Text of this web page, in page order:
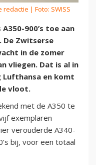
redactie | Foto: SWISS
900’s toe aan
Zwitserse
in de zomer
vliegen. Dat is al in
en komt
vloot.
met de A350 te
exemplaren
verouderde A340-
bij, voor een totaal